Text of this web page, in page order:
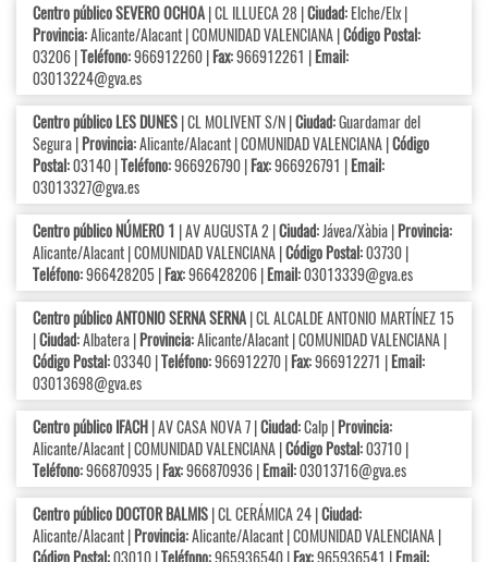
Centro público SEVERO OCHOA| CL ILLUECA 28 |Ciudad:Elche/Elx |
Provincia:Alicante/Alacant | COMUNIDAD VALENCIANA |Código Postal:
03206 |Teléfono:966912260 |Fax:966912261 |Email:
03013224@gva.es
Centro público LES DUNES| CL MOLIVENT S/N |Ciudad:Guardamar del
Segura |Provincia:Alicante/Alacant | COMUNIDAD VALENCIANA |Código
Postal:03140 |Teléfono:966926790 |Fax:966926791 |Email:
03013327@gva.es
Centro público NÚMERO 1 | AV AUGUSTA 2 |Ciudad:Jávea/Xàbia |Provincia:
Alicante/Alacant | COMUNIDAD VALENCIANA |Código Postal:03730 |
Teléfono:966428205 |Fax:966428206 |Email:03013339@gva.es
Centro público ANTONIO SERNA SERNA| CL ALCALDE ANTONIO MARTÍNEZ 15
|Ciudad:Albatera |Provincia:Alicante/Alacant | COMUNIDAD VALENCIANA |
Código Postal:03340 |Teléfono:966912270 |Fax:966912271 |Email:
03013698@gva.es
Centro público IFACH| AV CASA NOVA 7 |Ciudad:Calp |Provincia:
Alicante/Alacant | COMUNIDAD VALENCIANA |Código Postal:03710 |
Teléfono:966870935 |Fax:966870936 |Email:03013716@gva.es
Centro público DOCTOR BALMIS| CL CERÁMICA 24 |Ciudad:
Alicante/Alacant |Provincia:Alicante/Alacant | COMUNIDAD VALENCIANA |